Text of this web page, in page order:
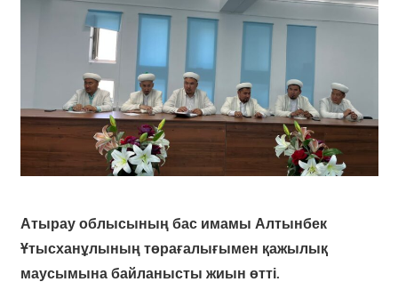
Атырау облысының бас имамы Алтынбек
Ұтысханұлының төрағалығымен қажылық
маусымына байланысты жиын өтті.